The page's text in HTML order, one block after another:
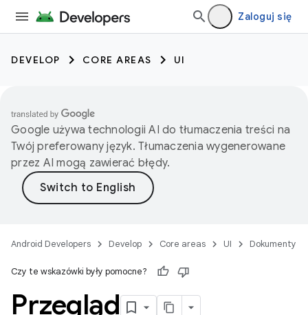
Zaloguj się
DEVELOP CORE AREAS UI
Google używa technologii AI do tłumaczenia treści na
Twój preferowany język. Tłumaczenia wygenerowane
przez AI mogą zawierać błędy.
Android Developers Develop Core areas UI Dokumenty
Czy te wskazówki były pomocne?
Przegląd